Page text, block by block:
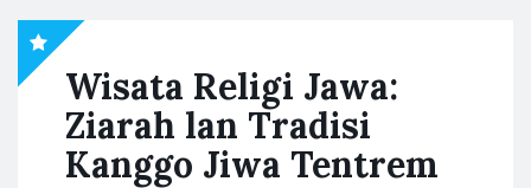
Wisata Religi Jawa:
Ziarah lan Tradisi
Kanggo Jiwa Tentrem